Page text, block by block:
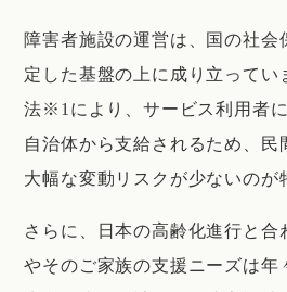
障害者施設の運営は、国の社会
定した基盤の上に成り立ってい
法※1により、サービス利用者
自治体から支給されるため、民
大幅な変動リスクが少ないのが
さらに、日本の高齢化進行と合
やそのご家族の支援ニーズは年